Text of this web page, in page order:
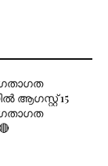
ഗതാഗത
ആഗസ്റ്റ് 15
ഗതാഗത